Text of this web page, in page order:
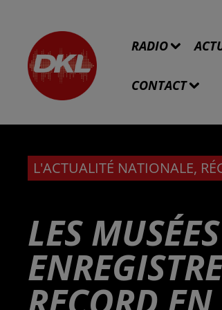
RADIO
CONTACT
L'ACTUALITÉ NATIONALE,
LES